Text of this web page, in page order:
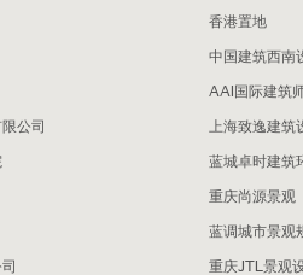
香港置地
中国建筑西南
AAI国际建筑
公司
上海致逸建筑
蓝城卓时建筑
重庆尚源景观
蓝调城市景观
重庆JTL景观